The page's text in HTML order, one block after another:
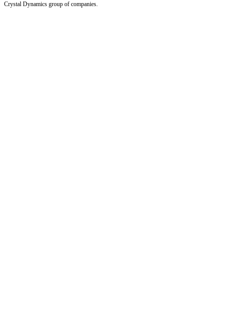
Crystal Dynamics group of companies.